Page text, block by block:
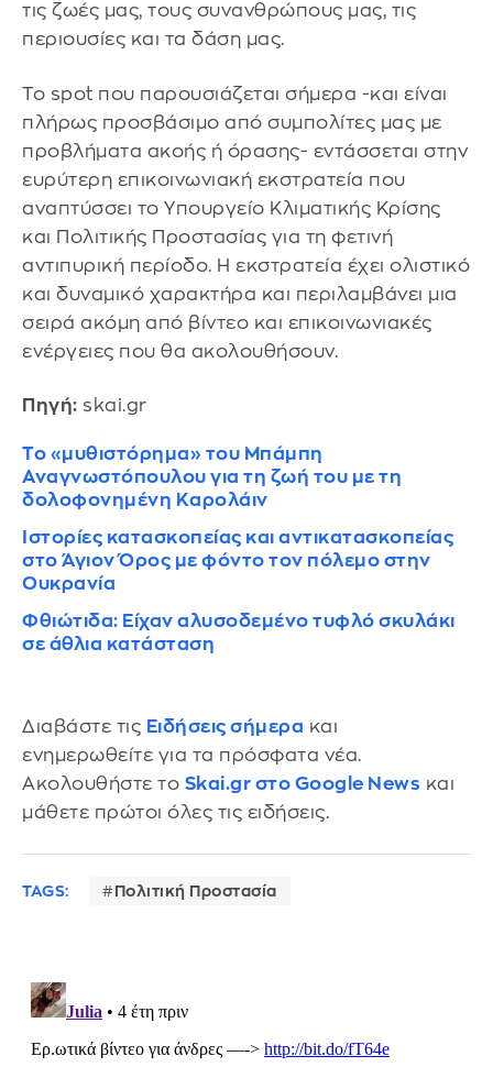
τις ζωές μας, τους συνανθρώπους μας, τις
περιουσίες και τα δάση μας.
Το spot που παρουσιάζεται σήμερα -και είναι
πλήρως προσβάσιμο από συμπολίτες μας με
προβλήματα ακοής ή όρασης- εντάσσεται στην
ευρύτερη επικοινωνιακή εκστρατεία που
αναπτύσσει το Υπουργείο Κλιματικής Κρίσης
και Πολιτικής Προστασίας για τη φετινή
αντιπυρική περίοδο. Η εκστρατεία έχει ολιστικό
και δυναμικό χαρακτήρα και περιλαμβάνει μια
σειρά ακόμη από βίντεο και επικοινωνιακές
ενέργειες που θα ακολουθήσουν.
Πηγή: skai.gr
To «μυθιστόρημα» του Μπάμπη
Αναγνωστόπουλου για τη ζωή του με τη
δολοφονημένη Καρολάιν
Ιστορίες κατασκοπείας και αντικατασκοπείας
στο Άγιον Όρος με φόντο τον πόλεμο στην
Ουκρανία
Φθιώτιδα: Είχαν αλυσοδεμένο τυφλό σκυλάκι
σε άθλια κατάσταση
Διαβάστε τις Ειδήσεις σήμερα και
ενημερωθείτε για τα πρόσφατα νέα.
Ακολουθήστε το Skai.gr στο Google News και
μάθετε πρώτοι όλες τις ειδήσεις.
TAGS: Πολιτική Προστασία